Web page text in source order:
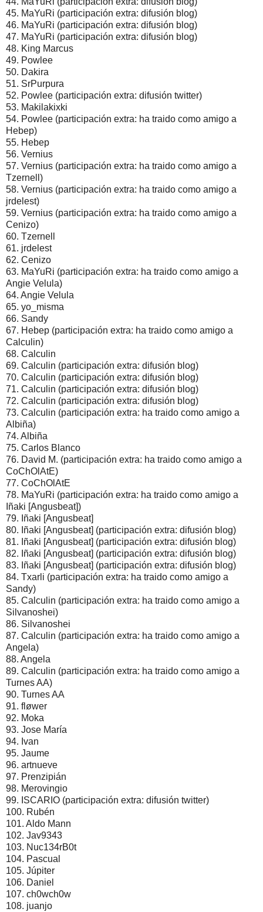
45. MaYuRi (participación extra: difusión blog)
46. MaYuRi (participación extra: difusión blog)
47. MaYuRi (participación extra: difusión blog)
48. King Marcus
49. Powlee
50. Dakira
51. SrPurpura
52. Powlee (participación extra: difusión twitter)
53. Makilakixki
54. Powlee (participación extra: ha traido como amigo a
Hebep)
55. Hebep
56. Vernius
57. Vernius (participación extra: ha traido como amigo a
Tzernell)
58. Vernius (participación extra: ha traido como amigo a
jrdelest)
59. Vernius (participación extra: ha traido como amigo a
Cenizo)
60. Tzernell
61. jrdelest
62. Cenizo
63. MaYuRi (participación extra: ha traido como amigo a
Angie Velula)
64. Angie Velula
65. yo_misma
66. Sandy
67. Hebep (participación extra: ha traido como amigo a
Calculin)
68. Calculin
69. Calculin (participación extra: difusión blog)
70. Calculin (participación extra: difusión blog)
71. Calculin (participación extra: difusión blog)
72. Calculin (participación extra: difusión blog)
73. Calculin (participación extra: ha traido como amigo a
Albiña)
74. Albiña
75. Carlos Blanco
76. David M. (participación extra: ha traido como amigo a
CoChOlAtE)
77. CoChOlAtE
78. MaYuRi (participación extra: ha traido como amigo a
Iñaki [Angusbeat])
79. Iñaki [Angusbeat]
80. Iñaki [Angusbeat] (participación extra: difusión blog)
81. Iñaki [Angusbeat] (participación extra: difusión blog)
82. Iñaki [Angusbeat] (participación extra: difusión blog)
83. Iñaki [Angusbeat] (participación extra: difusión blog)
84. Txarli (participación extra: ha traido como amigo a
Sandy)
85. Calculin (participación extra: ha traido como amigo a
Silvanoshei)
86. Silvanoshei
87. Calculin (participación extra: ha traido como amigo a
Angela)
88. Angela
89. Calculin (participación extra: ha traido como amigo a
Turnes AA)
90. Turnes AA
91. fløwer
92. Moka
93. Jose María
94. Ivan
95. Jaume
96. artnueve
97. Prenzipián
98. Merovingio
99. ISCARIO (participación extra: difusión twitter)
100. Rubén
101. Aldo Mann
102. Jav9343
103. Nuc134rB0t
104. Pascual
105. Júpiter
106. Daniel
107. ch0wch0w
108. juanjo